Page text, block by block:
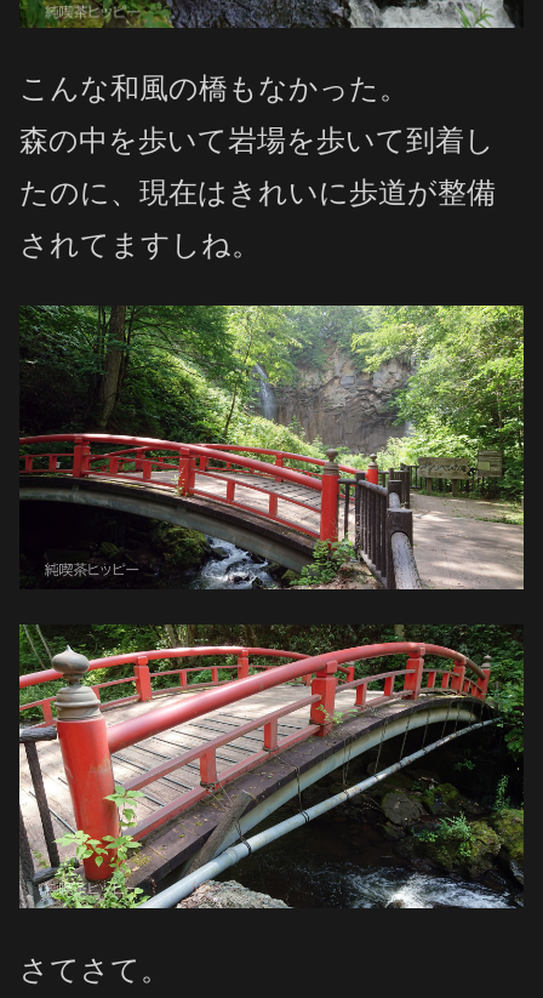
こんな和風の橋もなかった。
森の中を歩いて岩場を歩いて到着し
たのに、現在はきれいに歩道が整備
されてますしね。
さてさて。